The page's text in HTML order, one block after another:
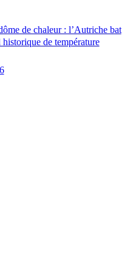
de chaleur : l’Autriche bat
historique de température